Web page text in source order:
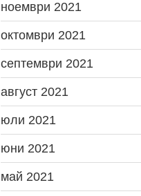
ноември 2021
октомври 2021
септември 2021
август 2021
юли 2021
юни 2021
май 2021